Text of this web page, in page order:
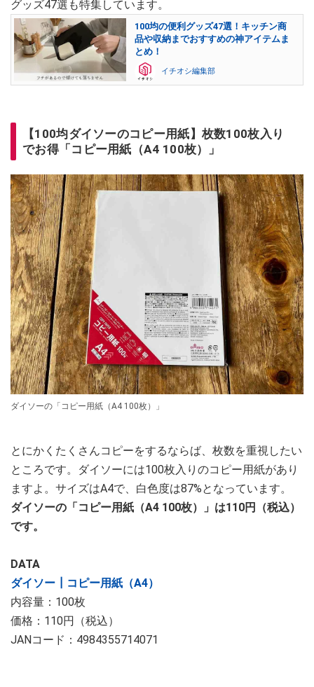
グッズ47選も特集しています。
100均の便利グッズ47選！キッチン商
品や収納までおすすめの神アイテムま
とめ！
イチオシ編集部
【100均ダイソーのコピー用紙】枚数100枚入り
でお得「コピー用紙（A4 100枚）」
ダイソーの「コピー用紙（A4 100枚）」
とにかくたくさんコピーをするならば、枚数を重視したい
ところです。ダイソーには100枚入りのコピー用紙があり
ますよ。サイズはA4で、白色度は87%となっています。
ダイソーの「コピー用紙（A4 100枚）」は110円（税込）
です。
DATA
ダイソー┃コピー用紙（A4）
内容量：100枚
価格：110円（税込）
JANコード：4984355714071